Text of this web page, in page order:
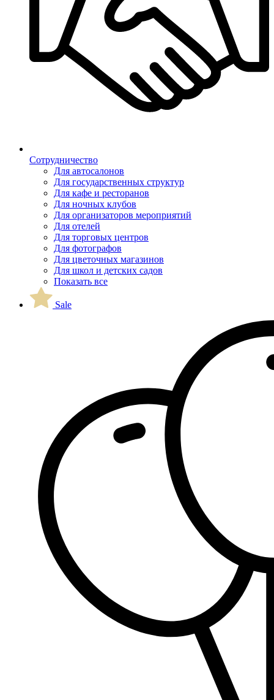
Сотрудничество
Для автосалонов
Для государственных структур
Для кафе и ресторанов
Для ночных клубов
Для организаторов мероприятий
Для отелей
Для торговых центров
Для фотографов
Для цветочных магазинов
Для школ и детских садов
Показать все
Sale